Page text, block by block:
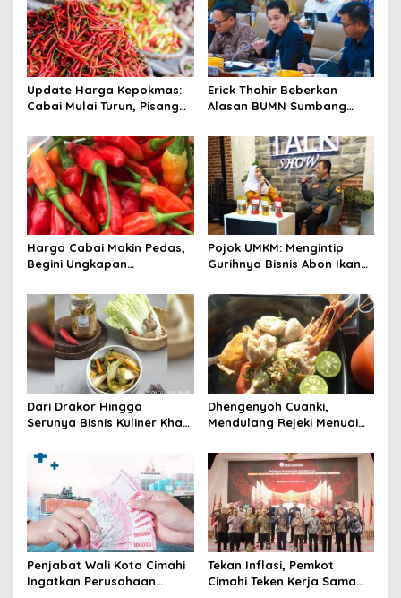
Update Harga Kepokmas:
Cabai Mulai Turun, Pisang
Erick Thohir Beberkan
Alasan BUMN Sumbang
Negara
Harga Cabai Makin Pedas,
Begini Ungkapan
Pojok UMKM: Mengintip
Gurihnya Bisnis Abon Ikan
Dari Drakor Hingga
Serunya Bisnis Kuliner Khas
Dhengenyoh Cuanki,
Mendulang Rejeki Menuai
Penjabat Wali Kota Cimahi
Ingatkan Perusahaan
Tekan Inflasi, Pemkot
Cimahi Teken Kerja Sama